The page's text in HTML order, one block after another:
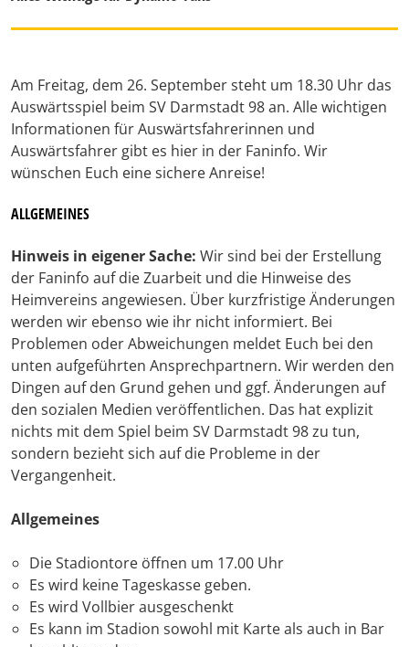
Am Freitag, dem 26. September steht um 18.30 Uhr das
Auswärtsspiel beim SV Darmstadt 98 an. Alle wichtigen
Informationen für Auswärtsfahrerinnen und
Auswärtsfahrer gibt es hier in der Faninfo. Wir
wünschen Euch eine sichere Anreise!
ALLGEMEINES
Hinweis in eigener Sache: Wir sind bei der Erstellung
der Faninfo auf die Zuarbeit und die Hinweise des
Heimvereins angewiesen. Über kurzfristige Änderungen
werden wir ebenso wie ihr nicht informiert. Bei
Problemen oder Abweichungen meldet Euch bei den
unten aufgeführten Ansprechpartnern. Wir werden den
Dingen auf den Grund gehen und ggf. Änderungen auf
den sozialen Medien veröffentlichen. Das hat explizit
nichts mit dem Spiel beim SV Darmstadt 98 zu tun,
sondern bezieht sich auf die Probleme in der
Vergangenheit.
Allgemeines
Die Stadiontore öffnen um 17.00 Uhr
Es wird keine Tageskasse geben.
Es wird Vollbier ausgeschenkt
Es kann im Stadion sowohl mit Karte als auch in Bar